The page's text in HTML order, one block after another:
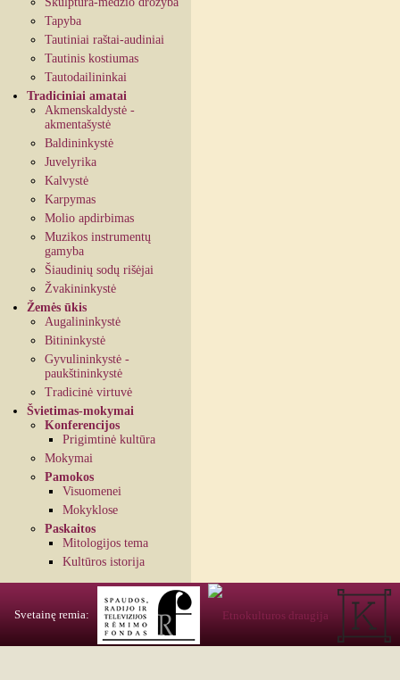
Tapyba
Tautiniai raštai-audiniai
Tautinis kostiumas
Tautodailininkai
Tradiciniai amatai
Akmenskaldystė -
akmentašystė
Baldininkystė
Juvelyrika
Kalvystė
Karpymas
Molio apdirbimas
Muzikos instrumentų
gamyba
Šiaudinių sodų rišėjai
Žvakininkystė
Žemės ūkis
Augalininkystė
Bitininkystė
Gyvulininkystė -
paukštininkystė
Tradicinė virtuvė
Švietimas-mokymai
Konferencijos
Prigimtinė kultūra
Mokymai
Pamokos
Visuomenei
Mokyklose
Paskaitos
Mitologijos tema
Kultūros istorija
Svetainę remia: